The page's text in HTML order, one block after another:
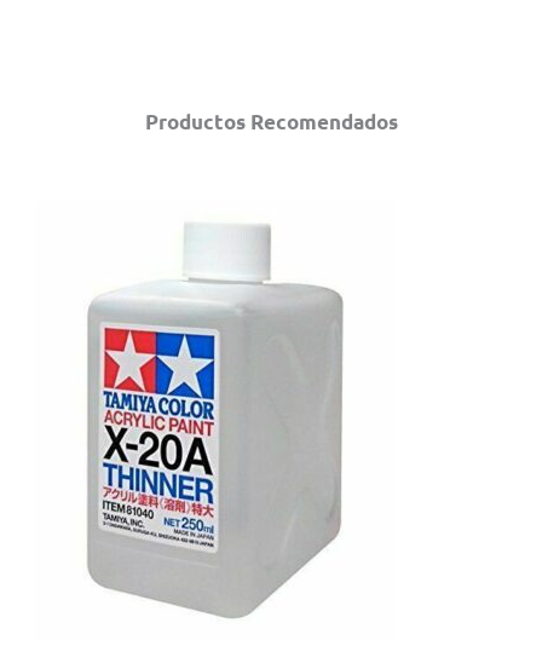
Productos Recomendados